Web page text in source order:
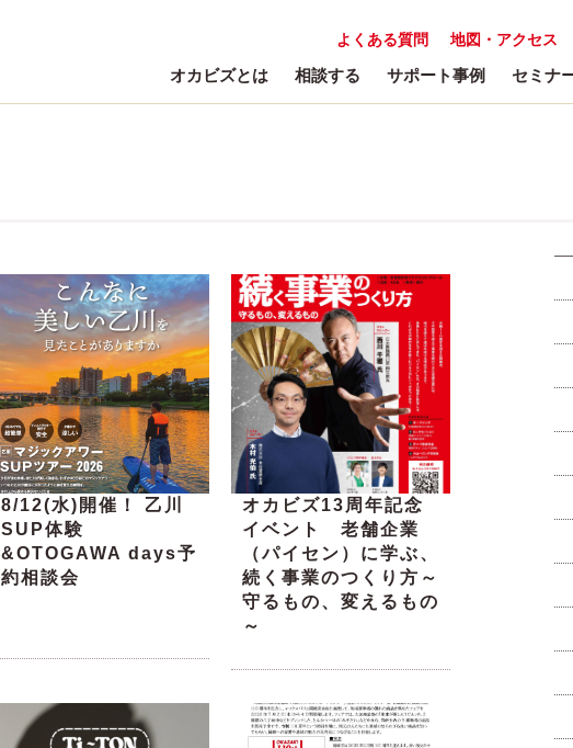
地図・アクセス
よくある質問
オカビズとは 相談する サポート事例 セミナ
8/12(水)開催！ 乙川
SUP体験
&OTOGAWA days予
約相談会
オカビズ13周年記念
イベント 老舗企業
（パイセン）に学ぶ、
続く事業のつくり方～
守るもの、変えるもの
～